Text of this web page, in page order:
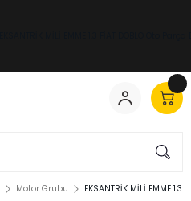
Motor Grubu EKSANTRİK MİLİ EMME 1.3